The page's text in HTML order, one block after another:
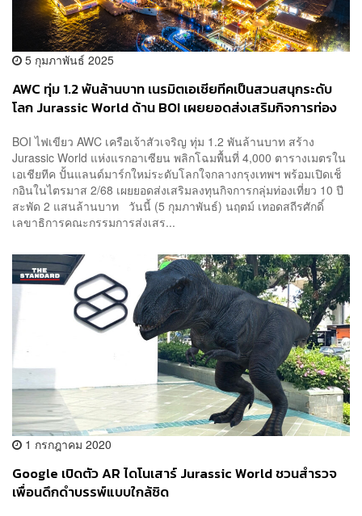
5 กุมภาพันธ์ 2025
AWC ทุ่ม 1.2 พันล้านบาท เนรมิตเอเชียทีคเป็นสวนสนุกระดับ
โลก Jurassic World ด้าน BOI เผยยอดส่งเสริมกิจการท่อง
BOI ไฟเขียว AWC เครือเจ้าสัวเจริญ ทุ่ม 1.2 พันล้านบาท สร้าง
Jurassic World แห่งแรกอาเซียน พลิกโฉมพื้นที่ 4,000 ตารางเมตรใน
เอเชียทีค ปั้นแลนด์มาร์กใหม่ระดับโลกใจกลางกรุงเทพฯ พร้อมเปิดเช็
กอินในไตรมาส 2/68 เผยยอดส่งเสริมลงทุนกิจการกลุ่มท่องเที่ยว 10 ปี
สะพัด 2 แสนล้านบาท วันนี้ (5 กุมภาพันธ์) นฤตม์ เทอดสถีรศักดิ์
เลขาธิการคณะกรรมการส่งเสร...
1 กรกฎาคม 2020
Google เปิดตัว AR ไดโนเสาร์ Jurassic World ชวนสำรวจ
เพื่อนดึกดำบรรพ์แบบใกล้ชิด